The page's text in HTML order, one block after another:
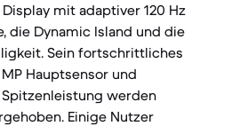
mit adaptiver 120 Hz
die Dynamic Island und die
Sein fortschrittliches
Hauptsensor und
werden
Einige Nutzer